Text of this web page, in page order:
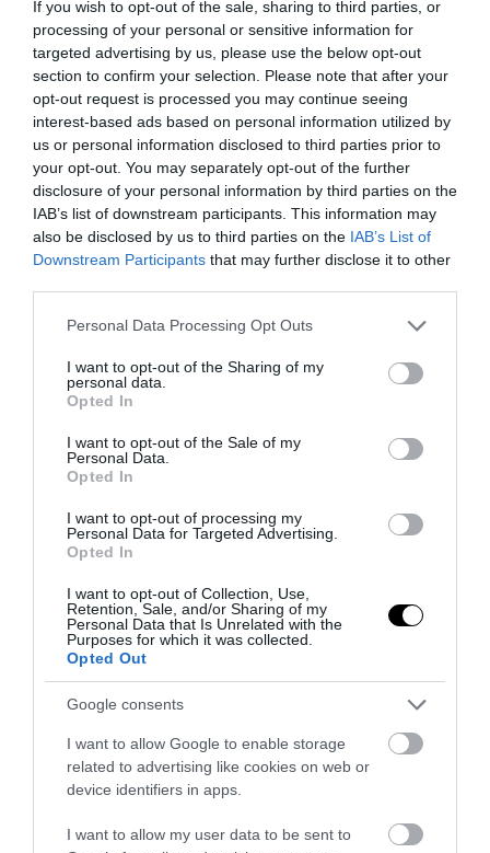
If you wish to opt-out of the sale, sharing to third parties, or
processing of your personal or sensitive information for
targeted advertising by us, please use the below opt-out
section to confirm your selection. Please note that after your
opt-out request is processed you may continue seeing
interest-based ads based on personal information utilized by
us or personal information disclosed to third parties prior to
your opt-out. You may separately opt-out of the further
disclosure of your personal information by third parties on the
IAB’s list of downstream participants. This information may
also be disclosed by us to third parties on the IAB’s List of
Downstream Participants that may further disclose it to other
Please note that this website/app uses one or more Google
not limited to your visit or usage behaviour. You may click to
grant or deny consent to Google and its third-party tags to
use your data for below specified purposes in below Google
consent section.
Personal Data Processing Opt Outs
I want to opt-out of the Sharing of my
personal data.
Opted In
I want to opt-out of the Sale of my
Personal Data.
Opted In
I want to opt-out of processing my
Personal Data for Targeted Advertising.
Opted In
I want to opt-out of Collection, Use,
Retention, Sale, and/or Sharing of my
Personal Data that Is Unrelated with the
Purposes for which it was collected.
Opted Out
Google consents
I want to allow Google to enable storage
related to advertising like cookies on web or
device identifiers in apps.
I want to allow my user data to be sent to